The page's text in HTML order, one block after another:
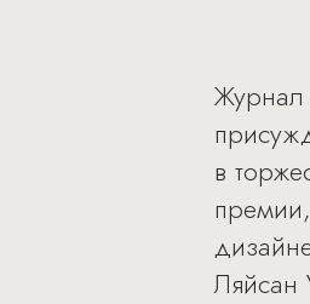
Журнал
в
Ляйсан